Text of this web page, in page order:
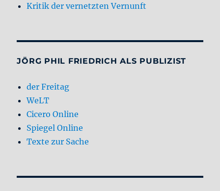
Kritik der vernetzten Vernunft
JÖRG PHIL FRIEDRICH ALS PUBLIZIST
der Freitag
WeLT
Cicero Online
Spiegel Online
Texte zur Sache